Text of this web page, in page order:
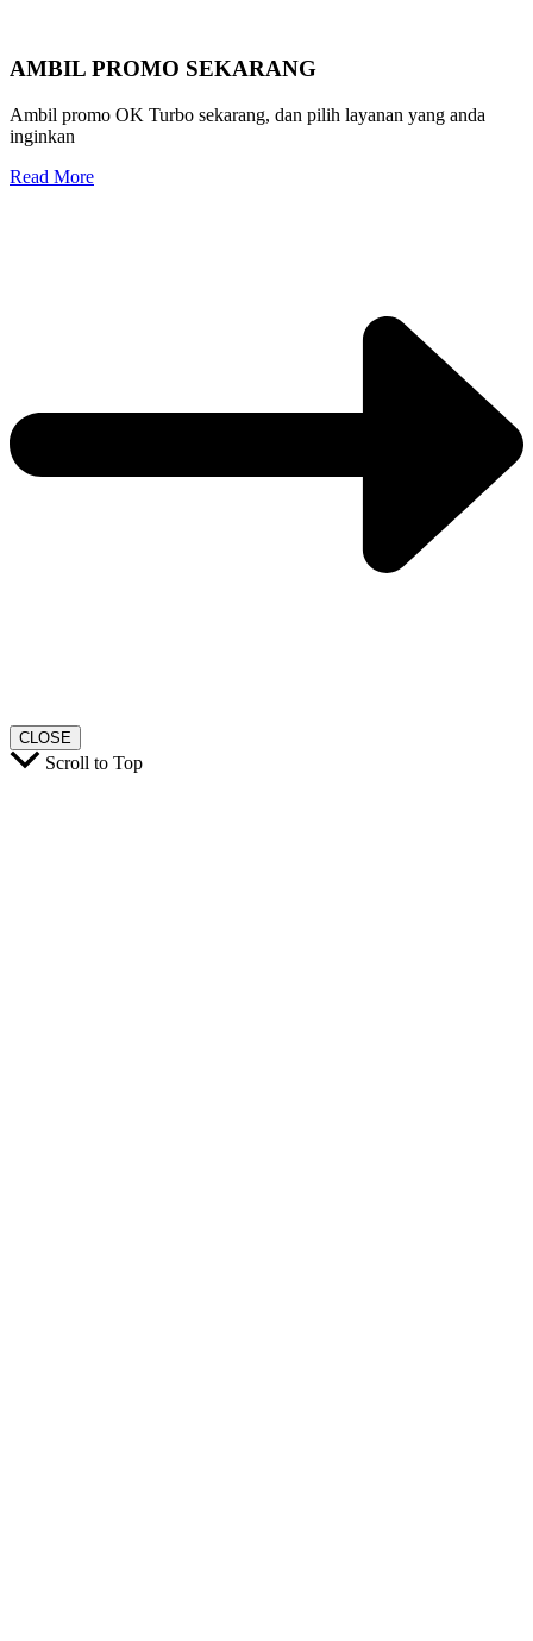
AMBIL PROMO SEKARANG
Ambil promo OK Turbo sekarang, dan pilih layanan yang anda
inginkan
Read More
CLOSE
Scroll to Top